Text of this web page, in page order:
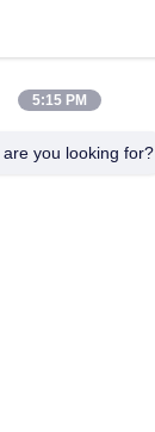
5:15 PM
you looking for?